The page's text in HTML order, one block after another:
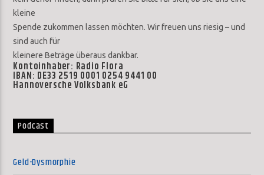
kleine
Spende zukommen lassen möchten. Wir freuen uns riesig – und
sind auch für
kleinere Beträge überaus dankbar.
Kontoinhaber: Radio Flora
IBAN: DE33 2519 0001 0254 9441 00
Hannoversche Volksbank eG
Podcast
Geld-Dysmorphie